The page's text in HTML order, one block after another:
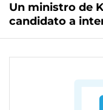
Un ministro de
candidato a